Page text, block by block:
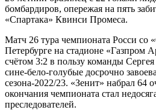
бомбардиров, опережая на пять
«Спартака» Квинси Промеса.
Матч 26 тура чемпионата Росси со
Петербурге на стадионе «Газпром
счётом 3:2 в пользу команды
сине-бело-голубые досрочно
сезона-2022/23. «Зенит» набрал 64
окончания чемпионата стал
преследователей.